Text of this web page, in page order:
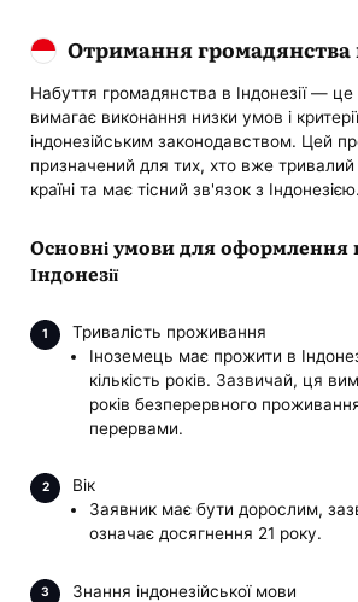
Отримання громадянства
Набуття громадянства в Індонезії —
вимагає виконання низки умов і
індонезійським законодавством. Цей
призначений для тих, хто вже
країні та має тісний зв'язок з Індонезією.
Основні умови для оформлення
Індонезії
Тривалість проживання
Іноземець має прожити в
кількість років. Зазвичай, ця
років безперервного
перервами.
Вік
Заявник має бути дорослим,
означає досягнення 21 року.
Знання індонезійської мови